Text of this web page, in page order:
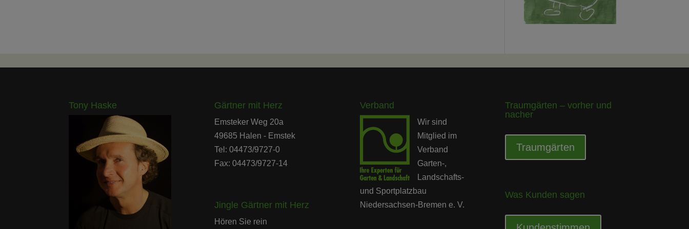
Tony Haske Gärtner mit Herz
Emsteker Weg 20a
49685 Halen - Emstek
Tel: 04473/9727-0
Fax: 04473/9727-14
Jingle Gärtner mit Herz
Hören Sie reinAudio-
Verband
Wir sind
Mitglied im
Verband
Garten-,
Landschafts-
und Sportplatzbau
Niedersachsen-Bremen e. V.
Traumgärten – vorher und
nacher
Traumgärten
Was Kunden sagen